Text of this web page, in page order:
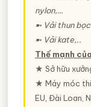
nylon,…
➼ Vải thun
➼ Vải kate,..
Thế mạnh
★ Sở hữu
★ Máy móc
EU, Đài Loan,